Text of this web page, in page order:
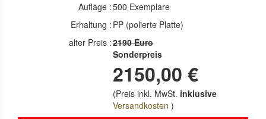
Auflage :500 Exemplare
Erhaltung : PP (polierte Platte)
alter Preis :2190 Euro
Sonderpreis
2150,00 €
(Preis inkl. MwSt. inklusive
Versandkosten )